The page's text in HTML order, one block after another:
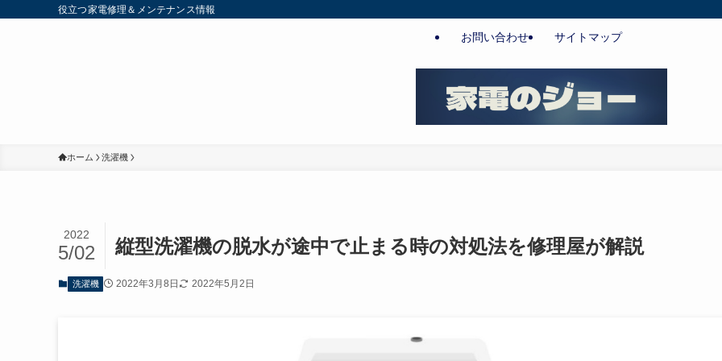
役立つ家電修理＆メンテナンス情報
お問い合わせ サイトマップ
ホーム 洗濯機
縦型洗濯機の脱水が途中で止まる時の対処法を修理屋が解説
2022
5/02
洗濯機 2022年3月8日 2022年5月2日